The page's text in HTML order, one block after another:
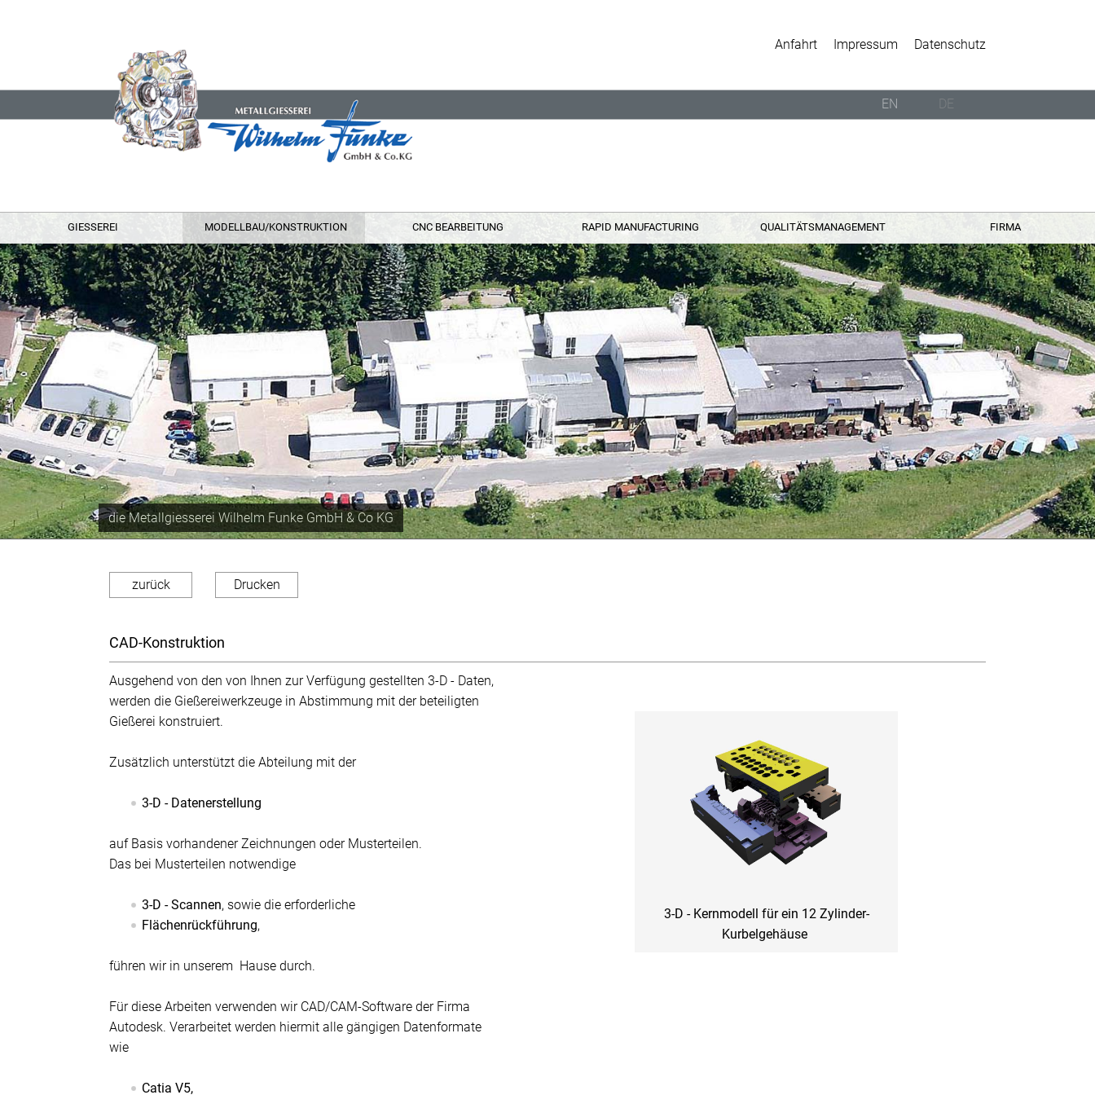
Anfahrt Impressum Datenschutz
EN DE
GIESSEREI MODELLBAU/KONSTRUKTION CNC BEARBEITUNG RAPID MANUFACTURING QUALITÄTSMANAGEMENT FIRMA
Produktionskapazität von ca. 350 Tonnen im Jahr
zurück Drucken
CAD-Konstruktion
Ausgehend von den von Ihnen zur Verfügung gestellten 3-D - Daten,
werden die Gießereiwerkzeuge in Abstimmung mit der beteiligten
Gießerei konstruiert.
Zusätzlich unterstützt die Abteilung mit der
3-D - Datenerstellung
auf Basis vorhandener Zeichnungen oder Musterteilen.
Das bei Musterteilen notwendige
3-D - Scannen, sowie die erforderliche
Flächenrückführung,
führen wir in unserem Hause durch.
Für diese Arbeiten verwenden wir CAD/CAM-Software der Firma
Autodesk. Verarbeitet werden hiermit alle gängigen Datenformate
wie
Catia V5,
3-D - Kernmodell für ein 12 Zylinder-
Kurbelgehäuse